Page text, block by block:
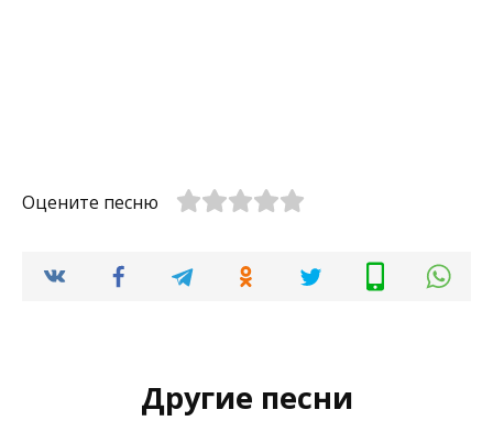
Оцените песню
Другие песни